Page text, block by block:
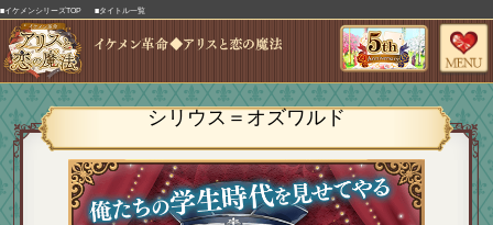
■イケメンシリーズTOP ■タイトル一覧
シリウス＝オズワルド